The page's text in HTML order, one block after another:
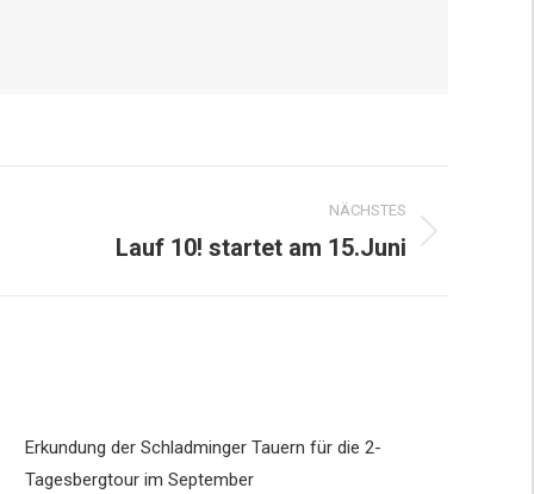
NÄCHSTES
Lauf 10! startet am 15.Juni
Erkundung der Schladminger Tauern für die 2-
Tagesbergtour im September